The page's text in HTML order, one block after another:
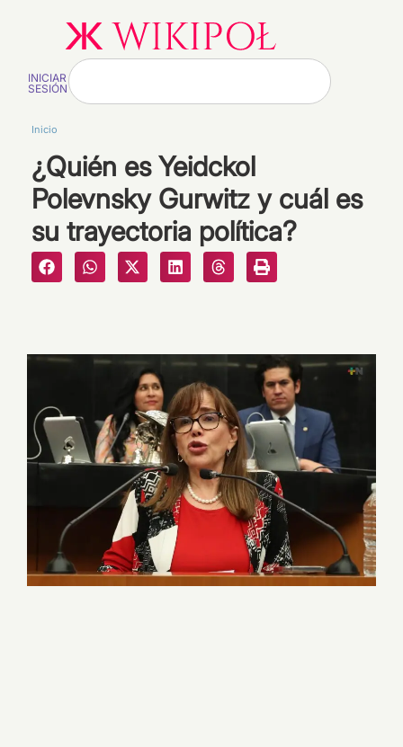
INICIAR
SESIÓN
Inicio
¿Quién es Yeidckol
Polevnsky Gurwitz y cuál es
su trayectoria política?